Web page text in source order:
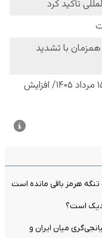
تنگه هرمز باقی مانده است
است؟
میان ایران و